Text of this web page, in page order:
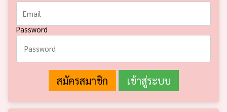
Password
สมัครสมาชิก